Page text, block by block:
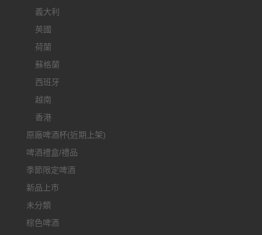
義大利
英國
荷蘭
蘇格蘭
西班牙
越南
香港
原廠啤酒杯(近期上架)
啤酒禮盒/禮品
季節限定啤酒
新品上市
未分類
棕色啤酒